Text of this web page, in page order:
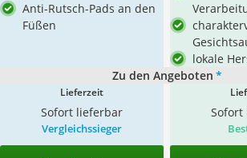
Anti-Rutsch-Pads an den
Füßen
lokale
Zu den Angeboten *
Lieferzeit
Sofort lieferbar
Vergleichssieger